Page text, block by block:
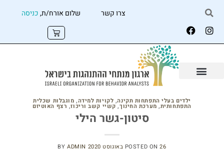
צרו קשר שלום אורח/ת,כניסה
ילדים בעלי התפתחות תקינה, לקויות למידה, מוגבלות שכלית
התפתחותית, מערכת החינוך,קשיי קשב וריכוז, רצף האוטיזם
סיטון-גשר הילי
POSTED ON26 באוגוסט 2020 BYADMIN